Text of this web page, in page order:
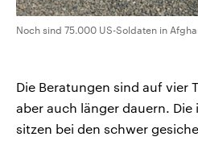
Noch sind 75.000 US-Soldaten in
Die Beratungen sind auf vier
aber auch länger dauern. Die
sitzen bei den schwer